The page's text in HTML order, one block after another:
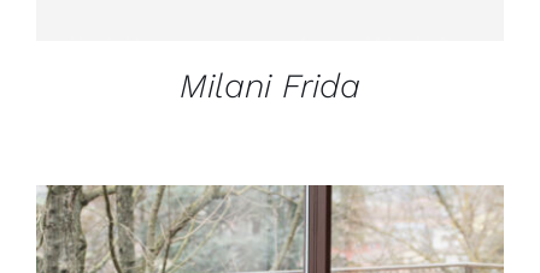
Milani Frida